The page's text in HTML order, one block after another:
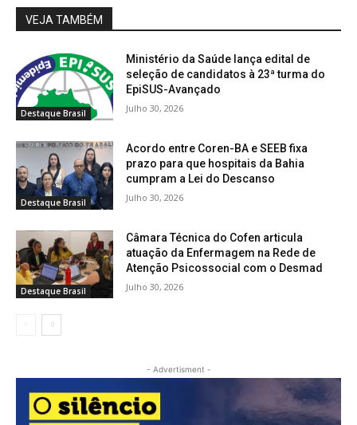
VEJA TAMBÉM
Destaque Brasil
Ministério da Saúde lança edital de
seleção de candidatos à 23ª turma do
EpiSUS-Avançado
Julho 30, 2026
Destaque Brasil
Acordo entre Coren-BA e SEEB fixa
prazo para que hospitais da Bahia
cumpram a Lei do Descanso
Julho 30, 2026
Destaque Brasil
Câmara Técnica do Cofen articula
atuação da Enfermagem na Rede de
Atenção Psicossocial com o Desmad
Julho 30, 2026
- Advertisment -